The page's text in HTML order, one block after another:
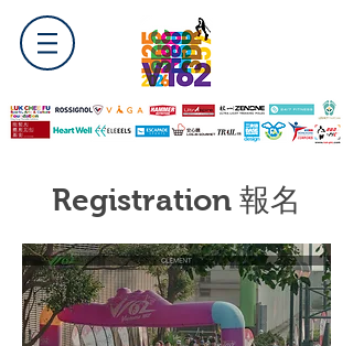
Registration 報名